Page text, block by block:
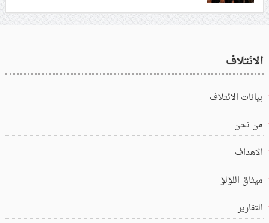
الائتلاف
بيانات الائتلاف
من نحن
الاهداف
ميثاق اللؤلؤ
التقارير